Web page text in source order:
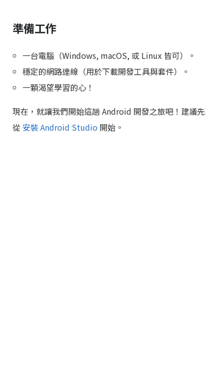
準備工作
一台電腦（Windows, macOS, 或 Linux 皆可）。
穩定的網路連線（用於下載開發工具與套件）。
一顆渴望學習的心！
現在，就讓我們開始這趟 Android 開發之旅吧！建議先
從 安裝 Android Studio 開始。